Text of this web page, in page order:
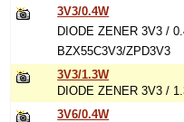
3V3/0.4W
DIODE ZENER 3V3 /
BZX55C3V3/ZPD3V3
3V3/1.3W
DIODE ZENER 3V3 /
3V6/0.4W